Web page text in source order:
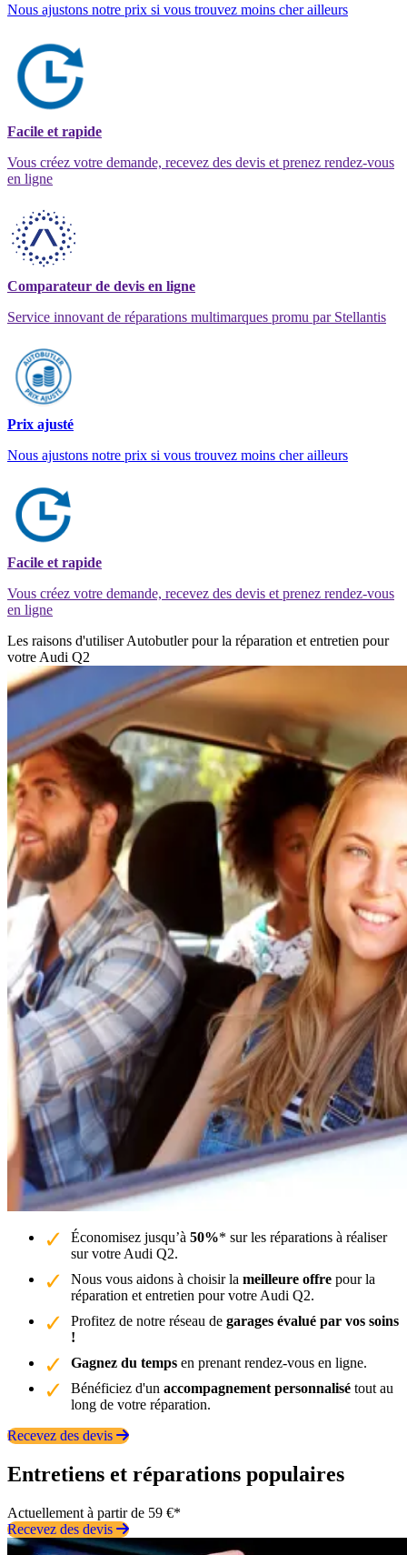
Nous ajustons notre prix si vous trouvez moins cher ailleurs
Facile et rapide
Vous créez votre demande, recevez des devis et prenez rendez-vous
en ligne
Comparateur de devis en ligne
Service innovant de réparations multimarques promu par Stellantis
Prix ajusté
Nous ajustons notre prix si vous trouvez moins cher ailleurs
Facile et rapide
Vous créez votre demande, recevez des devis et prenez rendez-vous
en ligne
Les raisons d'utiliser Autobutler pour la réparation et entretien pour
votre Audi Q2
Économisez jusqu’à 50%* sur les réparations à réaliser
sur votre Audi Q2.
Nous vous aidons à choisir la meilleure offre pour la
réparation et entretien pour votre Audi Q2.
Profitez de notre réseau de garages évalué par vos soins
!
Gagnez du temps en prenant rendez-vous en ligne.
Bénéficiez d'un accompagnement personnalisé tout au
long de votre réparation.
Recevez des devis
Entretiens et réparations populaires
Actuellement à partir de 59 €*
Recevez des devis